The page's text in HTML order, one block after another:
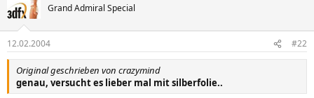
Grand Admiral Special
12.02.2004 #22
Original geschrieben von crazymind
genau, versucht es lieber mal mit silberfolie..